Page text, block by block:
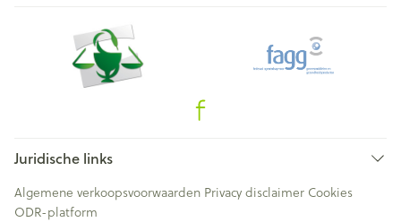
Juridische links
Algemene verkoopsvoorwaarden Privacy disclaimer Cookies
ODR-platform